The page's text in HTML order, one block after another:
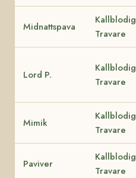
Midnattspava
Kallblodig
Travare
Lord P.
Kallblodig
Travare
Mimik
Kallblodig
Travare
Paviver
Kallblodig
Travare